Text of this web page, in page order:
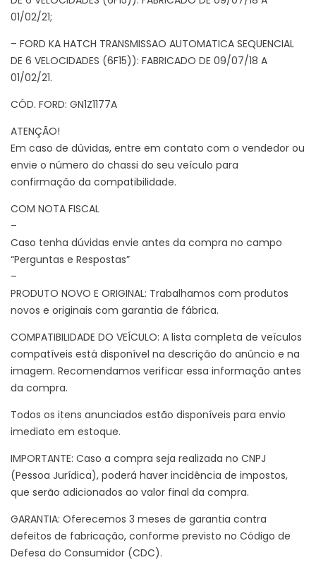
01/02/21;
– FORD KA HATCH TRANSMISSAO AUTOMATICA SEQUENCIAL
DE 6 VELOCIDADES (6F15)): FABRICADO DE 09/07/18 A
01/02/21.
CÓD. FORD: GN1Z1177A
ATENÇÃO!
Em caso de dúvidas, entre em contato com o vendedor ou
envie o número do chassi do seu veículo para
confirmação da compatibilidade.
COM NOTA FISCAL
–
Caso tenha dúvidas envie antes da compra no campo
“Perguntas e Respostas”
–
PRODUTO NOVO E ORIGINAL: Trabalhamos com produtos
novos e originais com garantia de fábrica.
COMPATIBILIDADE DO VEÍCULO: A lista completa de veículos
compatíveis está disponível na descrição do anúncio e na
imagem. Recomendamos verificar essa informação antes
da compra.
Todos os itens anunciados estão disponíveis para envio
imediato em estoque.
IMPORTANTE: Caso a compra seja realizada no CNPJ
(Pessoa Jurídica), poderá haver incidência de impostos,
que serão adicionados ao valor final da compra.
GARANTIA: Oferecemos 3 meses de garantia contra
defeitos de fabricação, conforme previsto no Código de
Defesa do Consumidor (CDC).